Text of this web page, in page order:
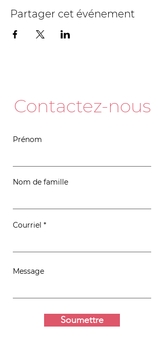
Partager cet événement
Contactez-nous
Prénom
Nom de famille
Courriel
Message
Soumettre